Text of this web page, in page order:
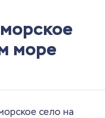
море
село на